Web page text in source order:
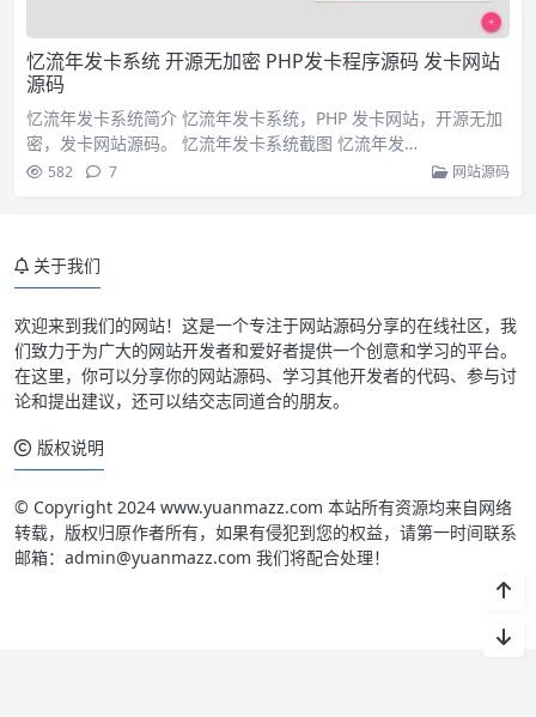
忆流年发卡系统 开源无加密 PHP发卡程序源码 发卡网站
源码
忆流年发卡系统简介 忆流年发卡系统，PHP 发卡网站，开源无加
密，发卡网站源码。 忆流年发卡系统截图 忆流年发…
582 7 网站源码
关于我们
欢迎来到我们的网站！这是一个专注于网站源码分享的在线社区，我
们致力于为广大的网站开发者和爱好者提供一个创意和学习的平台。
在这里，你可以分享你的网站源码、学习其他开发者的代码、参与讨
论和提出建议，还可以结交志同道合的朋友。
版权说明
© Copyright 2024 www.yuanmazz.com 本站所有资源均来自网络
转载，版权归原作者所有，如果有侵犯到您的权益，请第一时间联系
邮箱：admin@yuanmazz.com 我们将配合处理！